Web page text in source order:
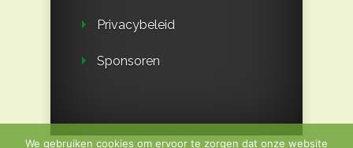
Privacybeleid
Sponsoren
We gebruiken cookies om ervoor te zorgen dat onze website